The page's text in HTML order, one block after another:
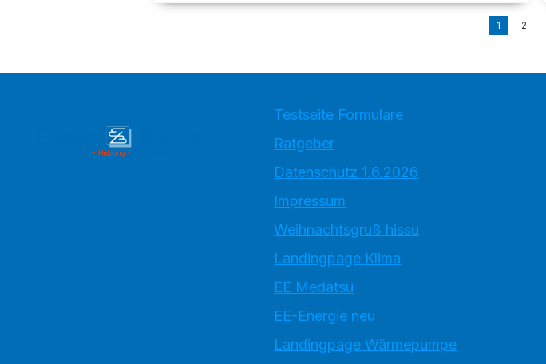
1 2
Testseite Formulare
Ratgeber
Datenschutz 1.6.2026
Impressum
Weihnachtsgruß hissu
Landingpage Klima
EE Medatsu
EE-Energie neu
Landingpage Wärmepumpe